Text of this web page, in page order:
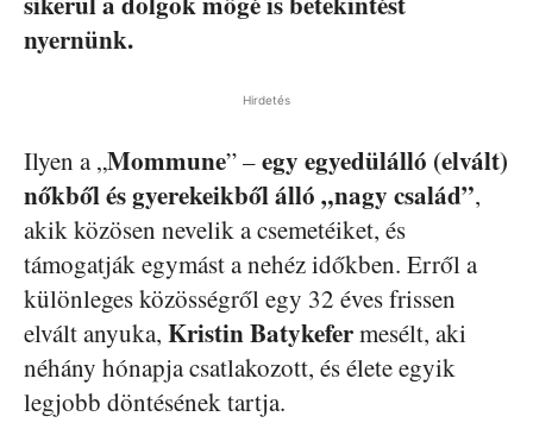
nyernünk.
Hirdetés
Ilyen a „Mommune” –egy egyedülálló (elvált)
nőkből és gyerekeikből álló „nagy család”,
akik közösen nevelik a csemetéiket, és
támogatják egymást a nehéz időkben. Erről a
különleges közösségről egy 32 éves frissen
elvált anyuka, Kristin Batykefermesélt, aki
néhány hónapja csatlakozott, és élete egyik
legjobb döntésének tartja.